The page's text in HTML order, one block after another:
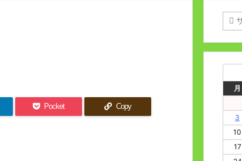
Pocket Copy
月
3
10
17